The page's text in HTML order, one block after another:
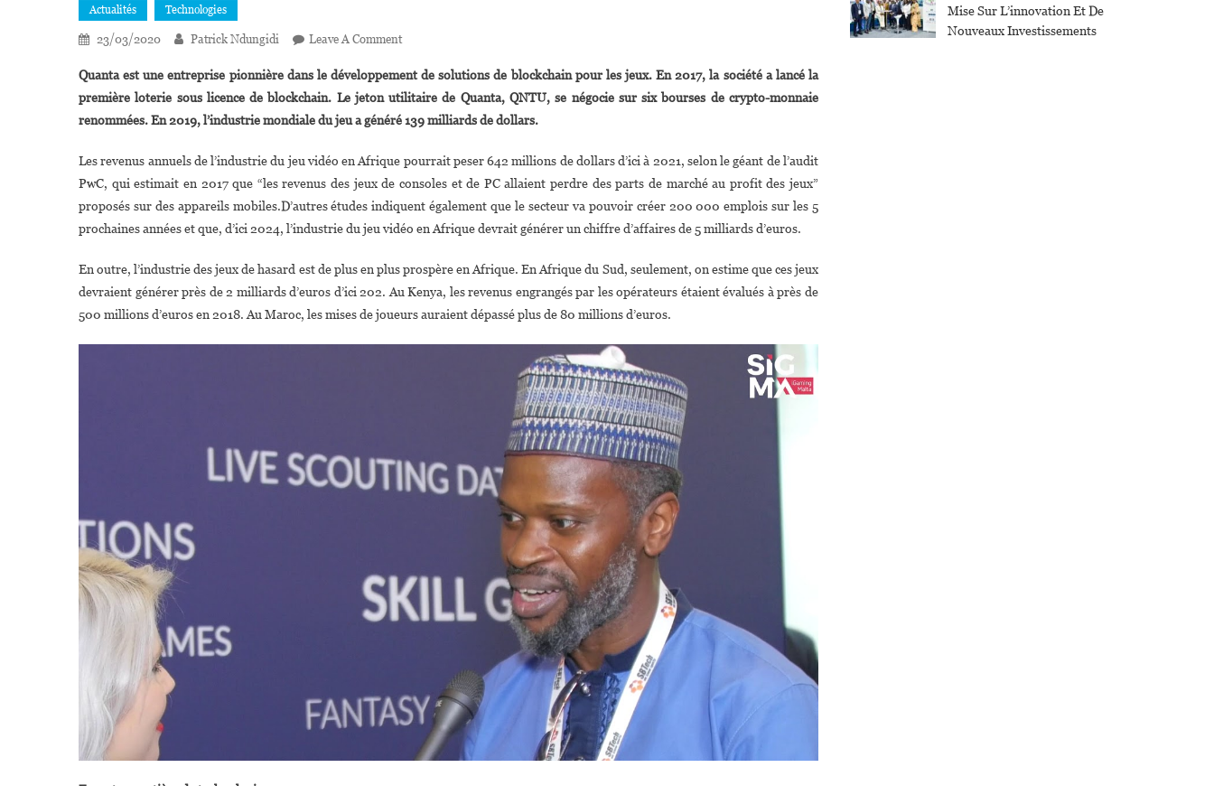
Actualités Technologies
23/03/2020 Patrick Ndungidi Leave A CommentOn
Kamara
Nommé
Vice-
De
Quanta,chargé
Des
Opérations
Afrique
Quanta est une entreprise pionnière dans le développement de solutions de blockchain pour les jeux. En 2017, la société a lancé la
première loterie sous licence de blockchain. Le jeton utilitaire de Quanta, QNTU, se négocie sur six bourses de crypto-monnaie
renommées.En 2019, l’industrie mondiale du jeu a généré 139 milliards de dollars.
Les revenus annuels de l’industrie du jeu vidéo en Afrique pourrait peser 642 millions de dollars d’ici à 2021, selon le géant de l’audit
PwC, qui estimait en 2017 que “les revenus des jeux de consoles et de PC allaient perdre des parts de marché au profit des jeux”
proposés sur des appareils mobiles.D’autres études indiquent également que le secteur va pouvoir créer 200 000 emplois sur les 5
prochaines années et que, d’ici 2024, l’industrie du jeu vidéo en Afrique devrait générer un chiffre d’affaires de 5 milliards d’euros.
En outre, l’industrie des jeux de hasard est de plus en plus prospère en Afrique. En Afrique du Sud, seulement, on estime que ces jeux
devraient générer près de 2 milliards d’euros d’ici 202. Au Kenya, les revenus engrangés par les opérateurs étaient évalués à près de
500 millions d’euros en 2018. Au Maroc, les mises de joueurs auraient dépassé plus de 80 millions d’euros.
Mise Sur L’innovation Et De
Nouveaux Investissements